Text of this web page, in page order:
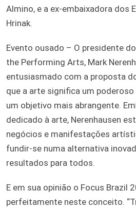
Almino, e a ex-embaixadora dos
Hrinak.
Evento ousado – O presidente
the Performing Arts, Mark
entusiasmado com a proposta
que a arte significa um
um objetivo mais abrangente.
dedicado à arte, Nerenhausen
negócios e manifestações
fundir-se numa alternativa
resultados para todos.
E em sua opinião o Focus Brazil
perfeitamente neste conceito.